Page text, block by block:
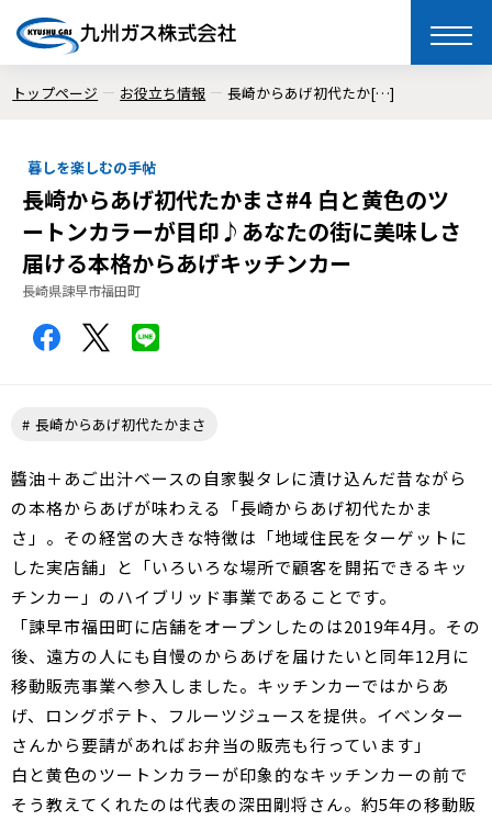
toggle
トップページ お役立ち情報 長崎からあげ初代たか[…]
暮しを楽しむの手帖
長崎からあげ初代たかまさ#4 白と黄色のツ
ートンカラーが目印♪あなたの街に美味しさ
届ける本格からあげキッチンカー
長崎県諫早市福田町
長崎からあげ初代たかまさ
醬油＋あご出汁ベースの自家製タレに漬け込んだ昔ながら
の本格からあげが味わえる「長崎からあげ初代たかま
さ」。その経営の大きな特徴は「地域住民をターゲットに
した実店舗」と「いろいろな場所で顧客を開拓できるキッ
チンカー」のハイブリッド事業であることです。
「諫早市福田町に店舗をオープンしたのは2019年4月。その
後、遠方の人にも自慢のからあげを届けたいと同年12月に
移動販売事業へ参入しました。キッチンカーではからあ
げ、ロングポテト、フルーツジュースを提供。イベンター
さんから要請があればお弁当の販売も行っています」
白と黄色のツートンカラーが印象的なキッチンカーの前で
そう教えてくれたのは代表の深田剛将さん。約5年の移動販